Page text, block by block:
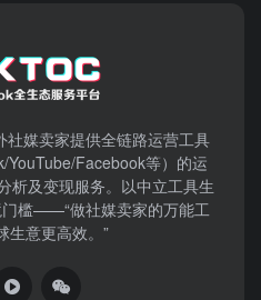
媒卖家提供全链路运营工具
YouTube/Facebook等）​的运
析及变现服务。以中立工具生
槛——“做社媒卖家的万能工
生意更高效。”